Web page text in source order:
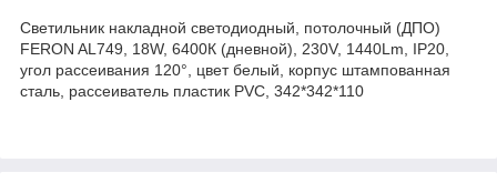
Светильник накладной светодиодный, потолочный (ДПО)
FERON AL749, 18W, 6400К (дневной), 230V, 1440Lm, IP20,
угол рассеивания 120°, цвет белый, корпус штампованная
сталь, рассеиватель пластик PVC, 342*342*110